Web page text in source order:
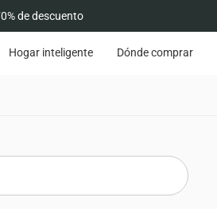
de descuento
Hogar inteligente Dónde comprar